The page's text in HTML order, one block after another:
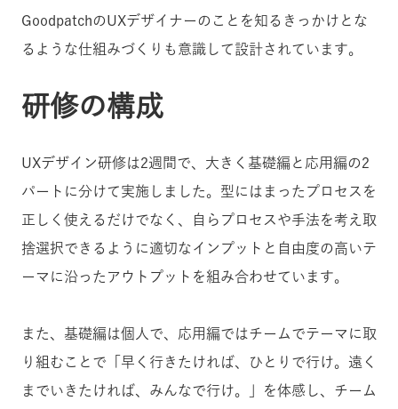
GoodpatchのUXデザイナーのことを知るきっかけとな
るような仕組みづくりも意識して設計されています。
研修の構成
UXデザイン研修は2週間で、大きく基礎編と応用編の2
パートに分けて実施しました。型にはまったプロセスを
正しく使えるだけでなく、自らプロセスや手法を考え取
捨選択できるように適切なインプットと自由度の高いテ
ーマに沿ったアウトプットを組み合わせています。
また、基礎編は個人で、応用編ではチームでテーマに取
り組むことで「早く行きたければ、ひとりで行け。遠く
までいきたければ、みんなで行け。」を体感し、チーム